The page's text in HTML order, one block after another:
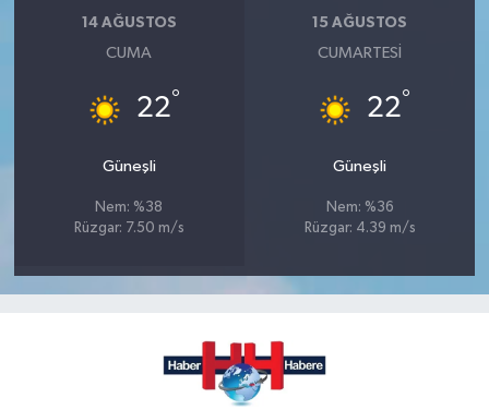
14 AĞUSTOS
CUMA
22°
Güneşli
Nem: %38
Rüzgar: 7.50 m/s
15 AĞUSTOS
CUMARTESI
22°
Güneşli
Nem: %36
Rüzgar: 4.39 m/s